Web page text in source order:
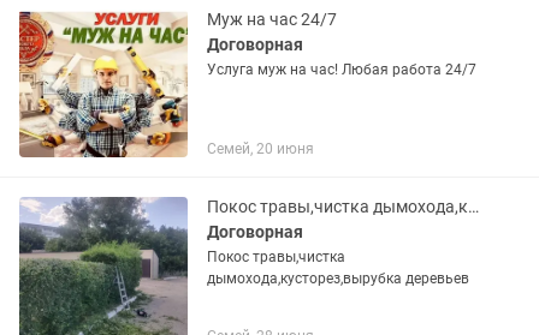
Муж на час 24/7
Договорная
Услуга муж на час! Любая работа 24/7
Семей, 20 июня
Покос травы,чистка дымохода,кусторез,вырубка деревьев
Договорная
Покос травы,чистка
дымохода,кусторез,вырубка деревьев